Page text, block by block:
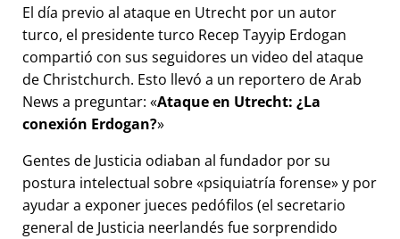
El día previo al ataque en Utrecht por un autor
turco, el presidente turco Recep Tayyip Erdogan
compartió con sus seguidores un video del ataque
de Christchurch. Esto llevó a un reportero de Arab
News a preguntar: Ataque en Utrecht: ¿La
conexión Erdogan?
Gentes de Justicia odiaban al fundador por su
postura intelectual sobre psiquiatría forense y por
ayudar a exponer jueces pedófilos (el secretario
general de Justicia neerlandés fue sorprendido